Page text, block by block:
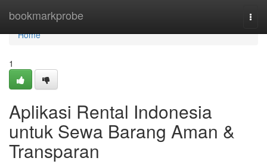
bookmarkprobe
Home
Home
1
Aplikasi Rental Indonesia
untuk Sewa Barang Aman &
Transparan